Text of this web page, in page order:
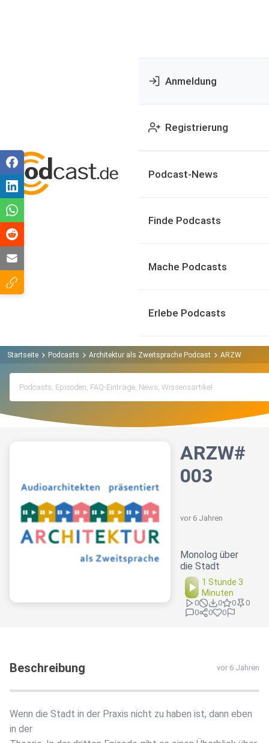
Anmeldung
Registrierung
Podcast-News
Finde Podcasts
Mache Podcasts
Erlebe Podcasts
Startseite Podcasts Architektur als Zweitsprache Podcast ARZW#003
ARZW#
003
vor 6 Jahren
Monolog über
die Stadt
1 Stunde 3
Minuten
0 0 0
0
0
0 0
Beschreibung vor 6 Jahren
Wenn die Stadt in der Praxis nicht zu haben ist, dann eben
in der